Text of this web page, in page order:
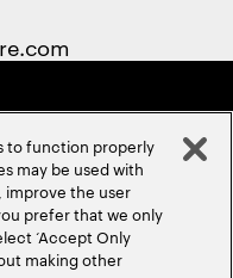
LOCATIONS
to function properly
may be used with
improve the user
prefer that we only
‘Accept Only
making other